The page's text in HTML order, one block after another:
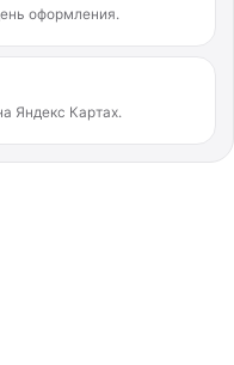
оформления.
Яндекс Картах.